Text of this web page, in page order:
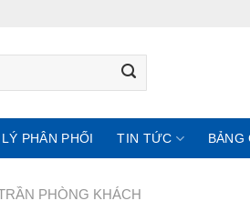
PHÂN PHỐI TIN TỨC BẢNG
PHÒNG KHÁCH